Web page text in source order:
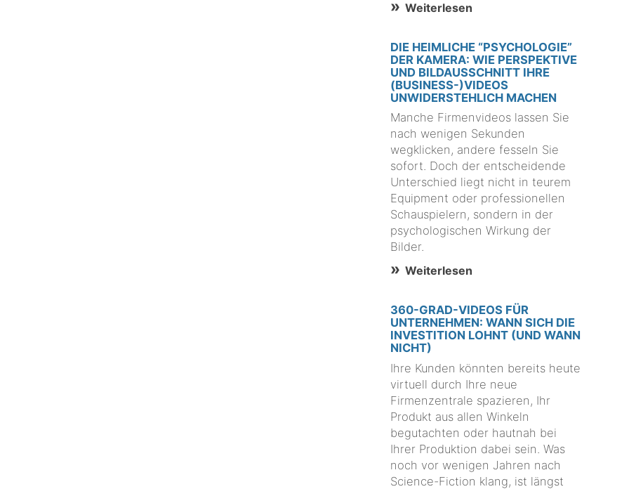
Weiterlesen
DIE HEIMLICHE “PSYCHOLOGIE”
DER KAMERA: WIE PERSPEKTIVE
UND BILDAUSSCHNITT IHRE
(BUSINESS-)VIDEOS
UNWIDERSTEHLICH MACHEN
Manche Firmenvideos lassen Sie
nach wenigen Sekunden
wegklicken, andere fesseln Sie
sofort. Doch der entscheidende
Unterschied liegt nicht in teurem
Equipment oder professionellen
Schauspielern, sondern in der
psychologischen Wirkung der
Bilder.
Weiterlesen
360-GRAD-VIDEOS FÜR
UNTERNEHMEN: WANN SICH DIE
INVESTITION LOHNT (UND WANN
NICHT)
Ihre Kunden könnten bereits heute
virtuell durch Ihre neue
Firmenzentrale spazieren, Ihr
Produkt aus allen Winkeln
begutachten oder hautnah bei
Ihrer Produktion dabei sein. Was
noch vor wenigen Jahren nach
Science-Fiction klang, ist längst